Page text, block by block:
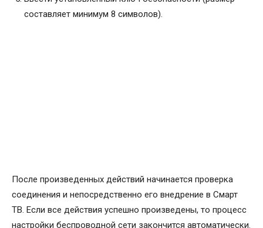
составляет минимум 8 символов).
После произведенных действий начинается проверка
соединения и непосредственно его внедрение в Смарт
ТВ. Если все действия успешно произведены, то процесс
настройки беспроводной сети закончится автоматически.